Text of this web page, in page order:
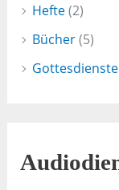
Hefte(2)
Bücher(5)
Gottesdienste